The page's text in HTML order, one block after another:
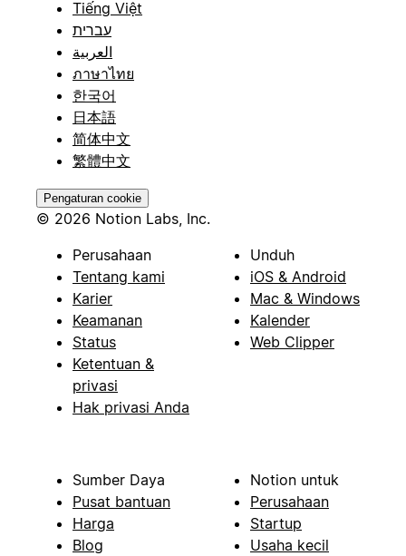
Tiếng Việt
עברית
العربية
ภาษาไทย
한국어
日本語
简体中文
繁體中文
Pengaturan cookie
© 2026 Notion Labs, Inc.
Perusahaan
Tentang kami
Karier
Keamanan
Status
Ketentuan &
privasi
Hak privasi Anda
Unduh
iOS & Android
Mac & Windows
Kalender
Web Clipper
Sumber Daya
Pusat bantuan
Harga
Blog
Notion untuk
Perusahaan
Startup
Usaha kecil